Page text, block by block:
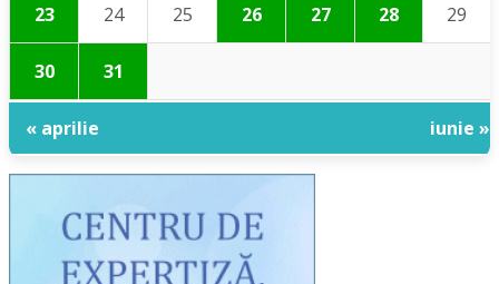
23 24 25 26 27 28 29
30 31
« aprilie iunie »